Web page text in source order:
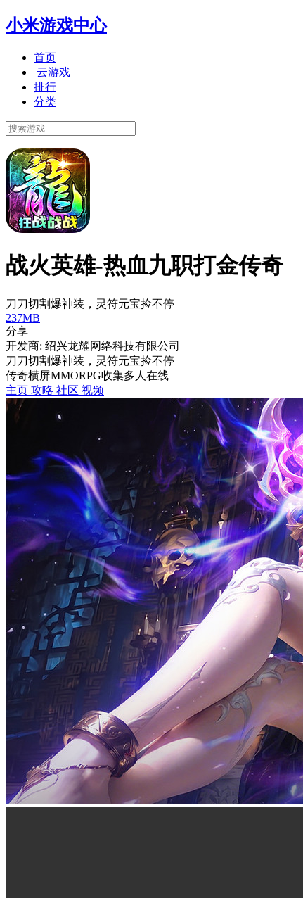
小米游戏中心
首页
云游戏
排行
分类
战火英雄-热血九职打金传奇
刀刀切割爆神装，灵符元宝捡不停
237MB
分享
开发商: 绍兴龙耀网络科技有限公司
刀刀切割爆神装，灵符元宝捡不停
传奇横屏MMORPG收集多人在线
主页 攻略 社区 视频